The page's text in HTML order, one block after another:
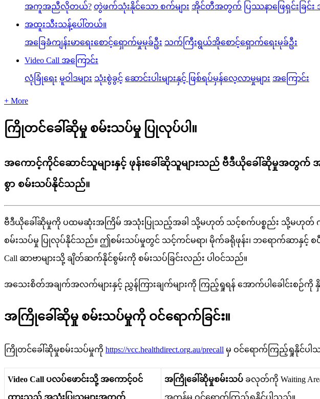
အကူအညီလိုတယ်? တွဲဖက်သုံးနိုင်သော စက်များ အိုင်တီအတွက် ပြဿနာဖြေရှင်းခြင်
အထူးသီးသန့်ပေါ်တယ်။
အခြေခံကျန်းမာရေးစောင့်ရှောက်မှုမုခ်ဦး သက်ကြီးရွယ်အိုစောင့်ရှောက်ရေးမုခ်ဦး
Video Call အကြောင်း
လုံခြုံရေး မူဝါဒများ သုံးစွဲခွင့် ဆောင်းပါးများနှင့် ဖြစ်ရပ်မှန်လေ့လာမှုများ အကြောင်း
+ More
ကြိုတင်ခေါ်ဆိုမှု စမ်းသပ်မှု ပြုလုပ်ပါ။
အကောင့်ကိုင်ဆောင်သူများနှင့် ဖုန်းခေါ်ဆိုသူများသည် ဗီဒီယိုခေါ်ဆိုမှုအတွက်
စွာ စမ်းသပ်နိုင်သည်။
ဗဒယခ ဆမက ပထမဆအ ကမ အသ ပသညအခ သမဟတ သငစကပစည သမဟတ
စမသပမ ပလပနငသည။ ဤစမသပမတင သငကငမရ၊ မကခရဖန၊ ဘရကဆနင စ
Call ဆဗမသ ခတဆကနငစမက စမသပ ခငလည ပ ဝငသည။
အသစတအခကအလကမနင ညန ကခကမက ကညရရန အကပ ခ ငစဉက န
အ ကခ ဆမ စမသပမက ဝငရက ခင။
ကတငခ ဆမစမသပမက https://vcc.healthdirect.org.au/precall မ ဝငရက ကညရနငပ
Video Call ပလပဖငသ အကငဝင အ ကခ ဆမစမသပ ခလတက Waiting